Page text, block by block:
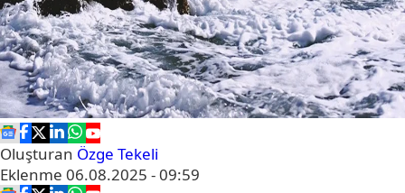
Oluşturan Özge Tekeli
Eklenme 06.08.2025 - 09:59